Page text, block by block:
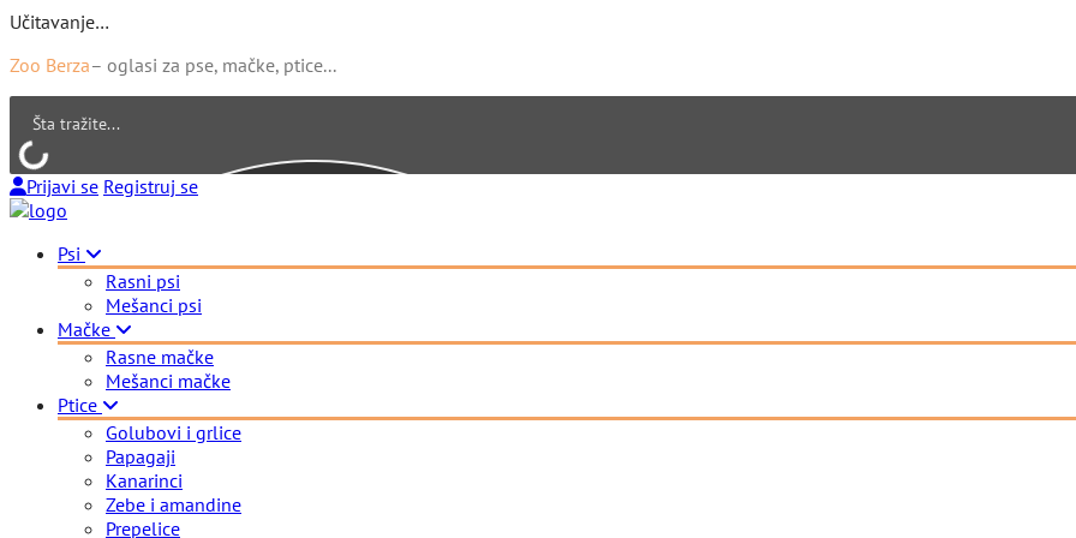
Učitavanje…
Zoo Berza– oglasi za pse, mačke, ptice...
Prijavi se Registruj se
Psi
Rasni psi
Mešanci psi
Mačke
Rasne mačke
Mešanci mačke
Ptice
Golubovi i grlice
Papagaji
Kanarinci
Zebe i amandine
Prepelice